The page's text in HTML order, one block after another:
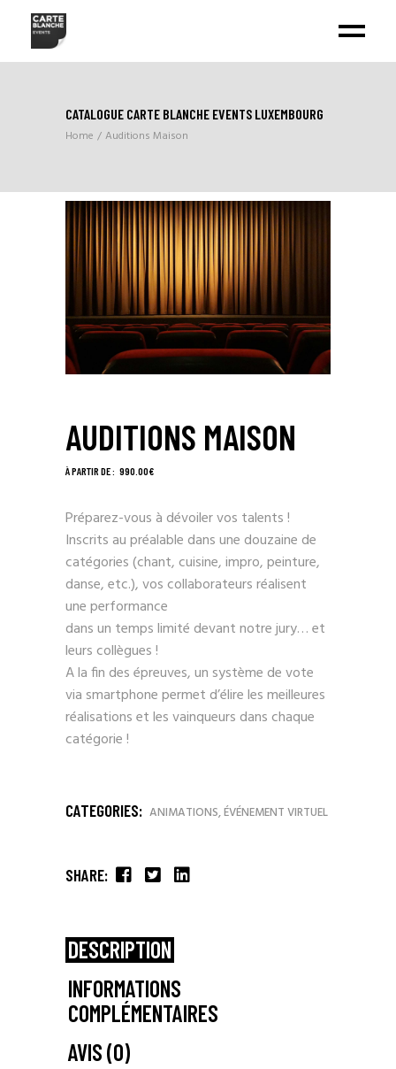
CATALOGUE CARTE BLANCHE EVENTS LUXEMBOURG
AUDITIONS MAISON
990.00€
Préparez-vous à dévoiler vos talents !
Inscrits au préalable dans une douzaine de
catégories (chant, cuisine, impro, peinture,
danse, etc.), vos collaborateurs réalisent
une performance
dans un temps limité devant notre jury… et
leurs collègues !
A la fin des épreuves, un système de vote
via smartphone permet d’élire les meilleures
réalisations et les vainqueurs dans chaque
catégorie !
CATEGORIES: ANIMATIONS,ÉVÉNEMENT VIRTUEL
SHARE:
DESCRIPTION
INFORMATIONS
COMPLÉMENTAIRES
AVIS (0)